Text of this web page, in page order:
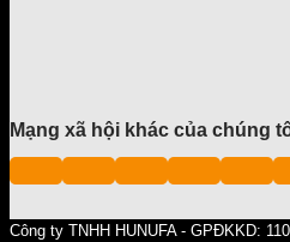
Mạng xã hội khác của chúng
Công ty TNHH HUNUFA - GPĐKKD: